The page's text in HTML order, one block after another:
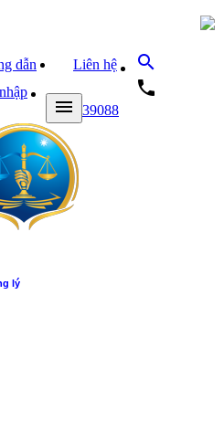
dẫn
Liên hệ
search
local_phone
0988939088
menu
lý